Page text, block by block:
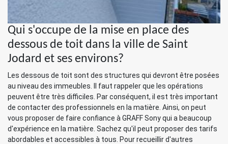
Qui s'occupe de la mise en place des
dessous de toit dans la ville de Saint
Jodard et ses environs?
Les dessous de toit sont des structures qui devront être posées
au niveau des immeubles. Il faut rappeler que les opérations
peuvent être très difficiles. Par conséquent, il est très important
de contacter des professionnels en la matière. Ainsi, on peut
vous proposer de faire confiance à GRAFF Sony qui a beaucoup
d'expérience en la matière. Sachez qu'il peut proposer des tarifs
abordables et accessibles à tous. Pour recueillir d'autres